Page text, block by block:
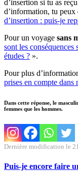
d’insertion si tu as
d’information, tu
d’insertion : puis-je
Pour un voyage sans
sont les conséquences
études ? ».
Pour plus
prises en compte dans
Dans cette réponse, le
femmes que les hommes.
Dernière modification le
Puis-je encore faire